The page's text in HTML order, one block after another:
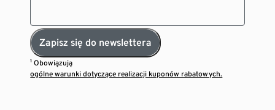
Zapisz się do newslettera
¹ Obowiązują
ogólne warunki dotyczące realizacji kuponów rabatowych.